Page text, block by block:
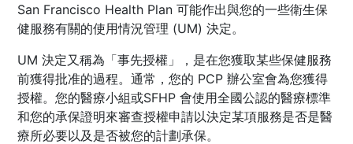
San Francisco Health Plan 可能作出與您的一些衛生保
健服務有關的使用情況管理 (UM) 決定。
UM 決定又稱為「事先授權」，是在您獲取某些保健服務
前獲得批准的過程。通常，您的 PCP 辦公室會為您獲得
授權。您的醫療小組或SFHP 會使用全國公認的醫療標準
和您的承保證明來審查授權申請以決定某項服務是否是醫
療所必要以及是否被您的計劃承保。